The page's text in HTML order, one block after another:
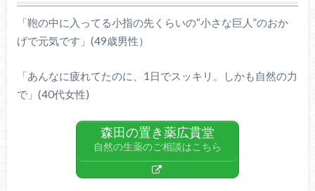
「鞄の中に入ってる小指の先くらいの“小さな巨人”のおか
げで元気です」(49歳男性）
「あんなに疲れてたのに、1日でスッキリ。しかも自然の力
で」(40代女性)
森田の置き薬広貫堂
自然の生薬のご相談はこちら